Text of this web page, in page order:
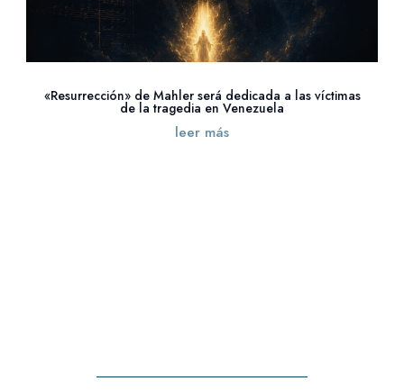
«Resurrección» de Mahler será dedicada a las víctimas
de la tragedia en Venezuela
leer más